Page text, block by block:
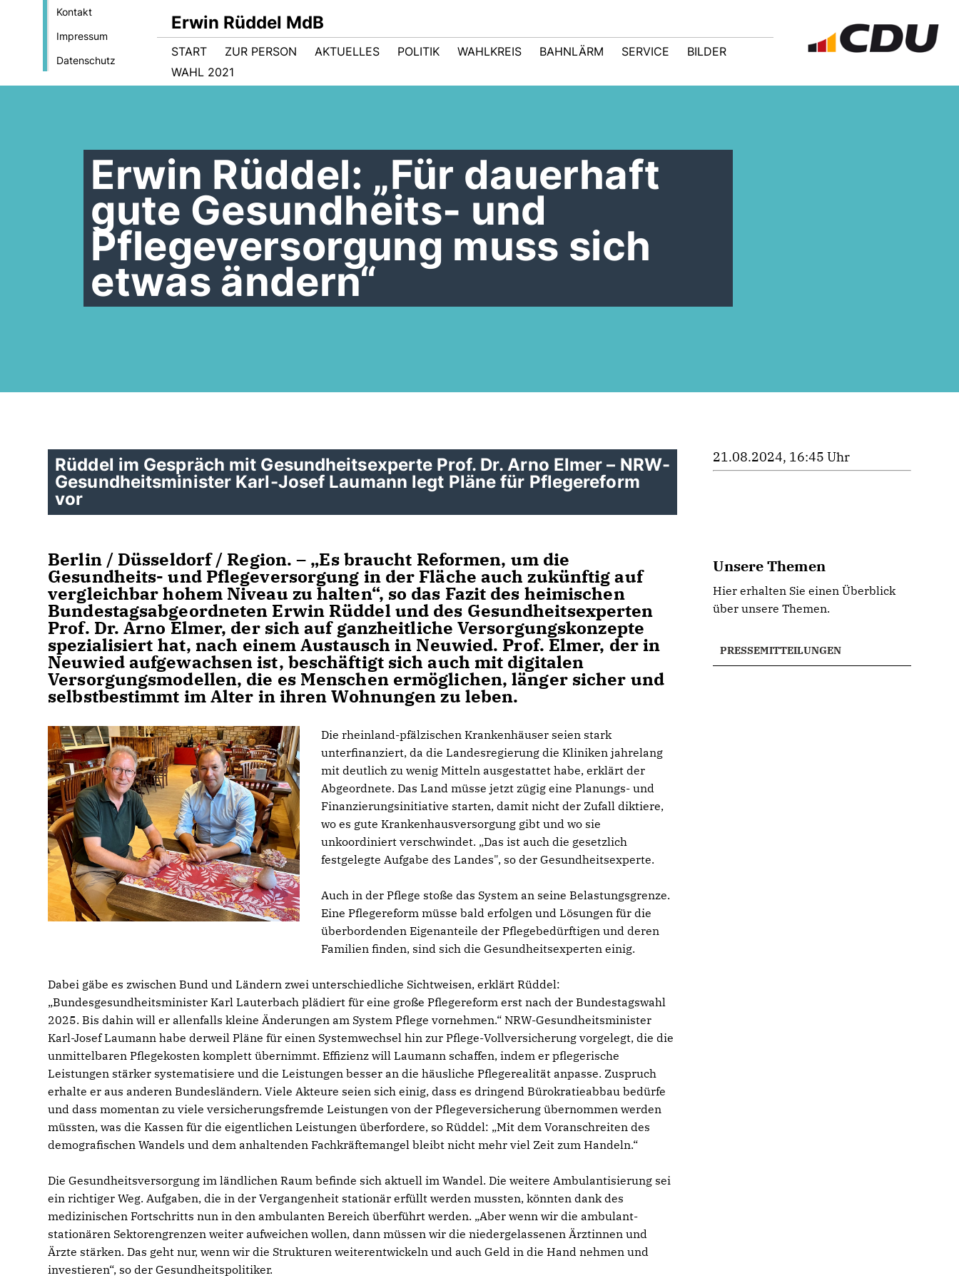
Kontakt
Impressum
Datenschutz
Erwin Rüddel MdB
START ZUR PERSON AKTUELLES POLITIK WAHLKREIS BAHNLÄRM SERVICE
BILDER
WAHL 2021
Erwin Rüddel: „Für dauerhaft
gute Gesundheits- und
Pflegeversorgung muss sich
etwas ändern“
Rüddel im Gespräch mit Gesundheitsexperte Prof. Dr. Arno Elmer – NRW-
Gesundheitsminister Karl-Josef Laumann legt Pläne für Pflegereform
vor
Berlin / Düsseldorf / Region. – „Es braucht Reformen, um die
Gesundheits- und Pflegeversorgung in der Fläche auch zukünftig auf
vergleichbar hohem Niveau zu halten“, so das Fazit des heimischen
Bundestagsabgeordneten Erwin Rüddel und des Gesundheitsexperten
Prof. Dr. Arno Elmer, der sich auf ganzheitliche Versorgungskonzepte
spezialisiert hat, nach einem Austausch in Neuwied. Prof. Elmer, der in
Neuwied aufgewachsen ist, beschäftigt sich auch mit digitalen
Versorgungsmodellen, die es Menschen ermöglichen, länger sicher und
selbstbestimmt im Alter in ihren Wohnungen zu leben.
Die rheinland-pfälzischen Krankenhäuser seien stark
unterfinanziert, da die Landesregierung die Kliniken jahrelang
mit deutlich zu wenig Mitteln ausgestattet habe, erklärt der
Abgeordnete. Das Land müsse jetzt zügig eine Planungs- und
Finanzierungsinitiative starten, damit nicht der Zufall diktiere,
wo es gute Krankenhausversorgung gibt und wo sie
unkoordiniert verschwindet. „Das ist auch die gesetzlich
festgelegte Aufgabe des Landes", so der Gesundheitsexperte.
Auch in der Pflege stoße das System an seine Belastungsgrenze.
Eine Pflegereform müsse bald erfolgen und Lösungen für die
überbordenden Eigenanteile der Pflegebedürftigen und deren
Familien finden, sind sich die Gesundheitsexperten einig.
Dabei gäbe es zwischen Bund und Ländern zwei unterschiedliche Sichtweisen, erklärt Rüddel:
Bundesgesundheitsminister Karl Lauterbach plädiert für eine große Pflegereform erst nach der Bundestagswahl
2025. Bis dahin will er allenfalls kleine Änderungen am System Pflege vornehmen.“ NRW-Gesundheitsminister
Karl-Josef Laumann habe derweil Pläne für einen Systemwechsel hin zur Pflege-Vollversicherung vorgelegt, die die
unmittelbaren Pflegekosten komplett übernimmt. Effizienz will Laumann schaffen, indem er pflegerische
Leistungen stärker systematisiere und die Leistungen besser an die häusliche Pflegerealität anpasse. Zuspruch
erhalte er aus anderen Bundesländern. Viele Akteure seien sich einig, dass es dringend Bürokratieabbau bedürfe
und dass momentan zu viele versicherungsfremde Leistungen von der Pflegeversicherung übernommen werden
müssten, was die Kassen für die eigentlichen Leistungen überfordere, so Rüddel: „Mit dem Voranschreiten des
demografischen Wandels und dem anhaltenden Fachkräftemangel bleibt nicht mehr viel Zeit zum Handeln.“
Die Gesundheitsversorgung im ländlichen Raum befinde sich aktuell im Wandel. Die weitere Ambulantisierung sei
ein richtiger Weg. Aufgaben, die in der Vergangenheit stationär erfüllt werden mussten, könnten dank des
medizinischen Fortschritts nun in den ambulanten Bereich überführt werden. „Aber wenn wir die ambulant-
stationären Sektorengrenzen weiter aufweichen wollen, dann müssen wir die niedergelassenen Ärztinnen und
Ärzte stärken. Das geht nur, wenn wir die Strukturen weiterentwickeln und auch Geld in die Hand nehmen und
investieren“, so der Gesundheitspolitiker.
21.08.2024, 16:45 Uhr
Unsere Themen
Hier erhalten Sie einen Überblick
über unsere Themen.
PRESSEMITTEILUNGEN